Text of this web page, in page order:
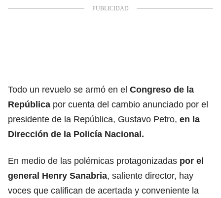
Todo un revuelo se armó en el Congreso de la
República por cuenta del cambio anunciado por el
presidente de la República, Gustavo Petro, en la
Dirección de la Policía Nacional.
En medio de las polémicas protagonizadas por el
general Henry Sanabria, saliente director, hay
voces que califican de acertada y conveniente la